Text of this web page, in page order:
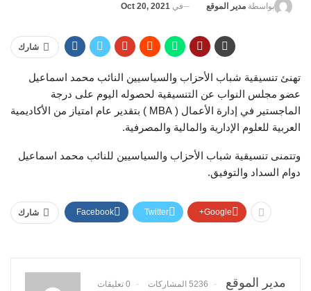
بواسطة مدير الموقع في Oct 20, 2021
شارك
تهنئ تنسيقية شباب الأحزاب والسياسيين النائب محمد اسماعيل
عضو مجلس النواب عن التنسيقية لحصوله اليوم على درجة
الماجستير في إدارة الأعمال ( MBA ) بتقدير عام امتياز من الأكاديمية
العربية للعلوم الإدارية والمالية والمصرفية.
وتتمنى تنسيقية شباب الأحزاب والسياسيين للنائب محمد اسماعيل
دوام السداد والتوفيق.
شارك Facebook Twitter Google+
مدير الموقع 5236 المشاركات 0 تعليقات